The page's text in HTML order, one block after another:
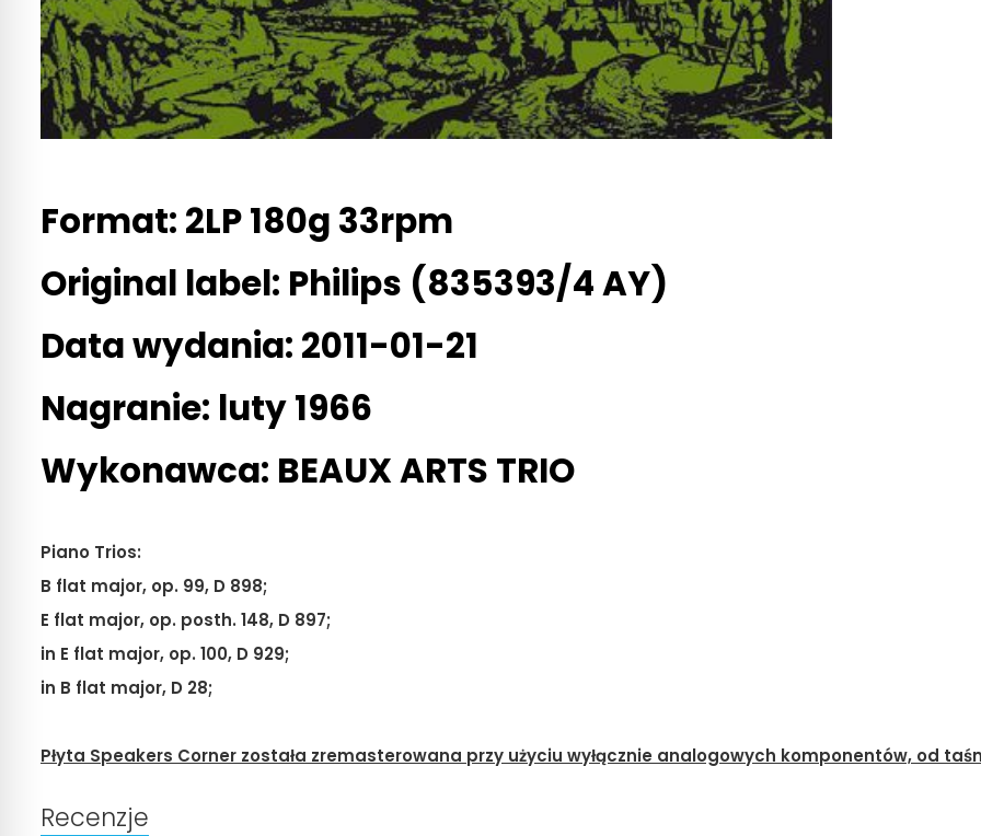
Format: 2LP 180g 33rpm
Original label: Philips (835393/4 AY)
Data wydania: 2011-01-21
Nagranie: luty 1966
Wykonawca: BEAUX ARTS TRIO
Piano Trios:
B flat major, op. 99, D 898;
E flat major, op. posth. 148, D 897;
in E flat major, op. 100, D 929;
in B flat major, D 28;
Płyta Speakers Corner została zremasterowana przy użyciu wyłącznie analogowych komponentów, od
Recenzje